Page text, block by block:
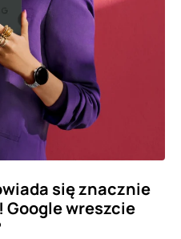
się znacznie
wreszcie